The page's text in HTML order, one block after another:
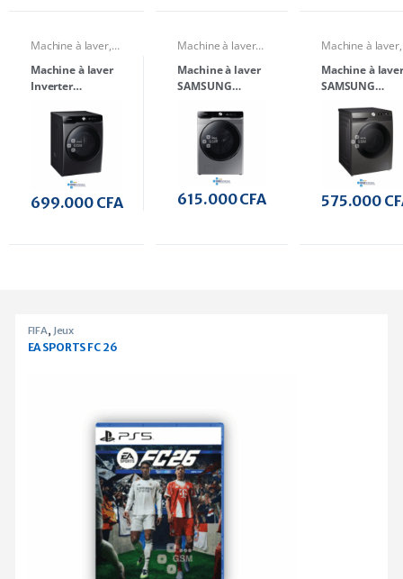
Machine à laver,
Linge
Machine à laver
Inverter
WD21T6300GV
chargement
frontal 21Kg /
12Kg séchage
699.000 CFA
Machine à laver,
Machine à laver
SAMSUNG
SP chargement
frontal 17Kg /
10Kg séchage
615.000CFA
Machine à laver,
Machine à laver
SAMSUNG
chargement
frontal 12Kg /
8Kg séchage
inverter Inox
575.000
Products Grid
FIFA, Jeux
EA SPORTS FC 26